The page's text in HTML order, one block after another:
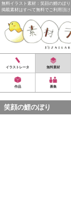
無料イラスト素材：笑顔の鯉のぼり
掲載素材はすべて無料でご利用頂
イラストレータ 無料素材
作品 募集
笑顔の鯉のぼり